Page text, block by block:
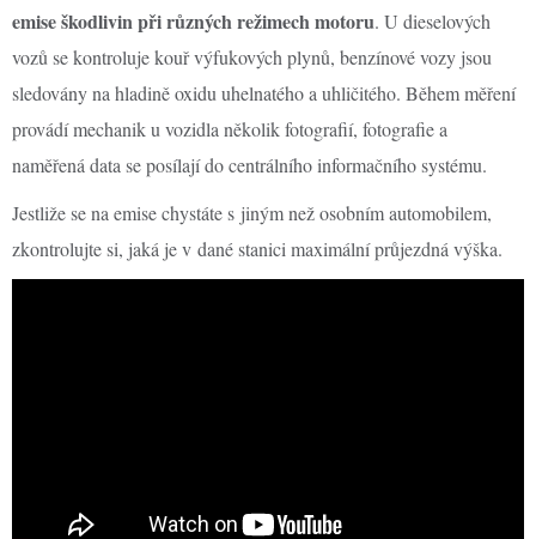
emise škodlivin při různých režimech motoru. U dieselových
vozů se kontroluje kouř výfukových plynů, benzínové vozy jsou
sledovány na hladině oxidu uhelnatého a uhličitého. Během měření
provádí mechanik u vozidla několik fotografií, fotografie a
naměřená data se posílají do centrálního informačního systému.
Jestliže se na emise chystáte s jiným než osobním automobilem,
zkontrolujte si, jaká je v dané stanici maximální průjezdná výška.